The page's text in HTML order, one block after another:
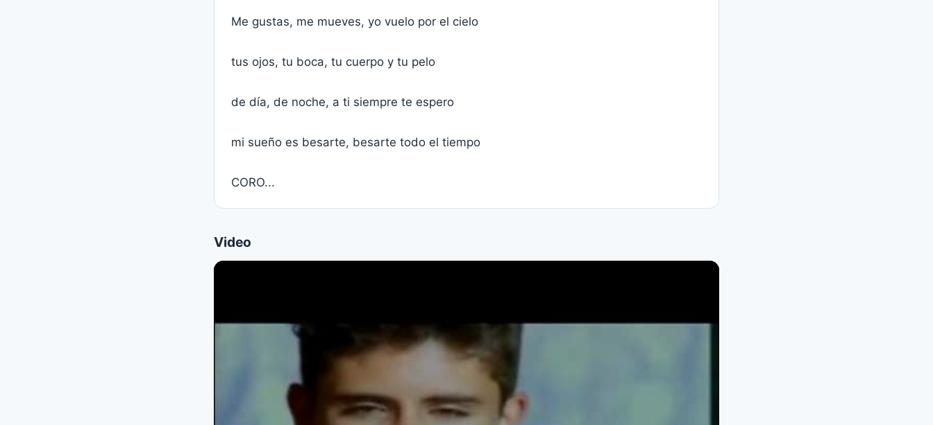
Me gustas, me mueves, yo vuelo por el cielo
tus ojos, tu boca, tu cuerpo y tu pelo
de día, de noche, a ti siempre te espero
mi sueño es besarte, besarte todo el tiempo
CORO...
Video